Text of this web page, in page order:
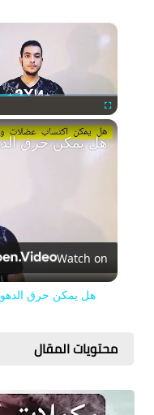
×
Fullscreen
Watch on
هل يمكن حرق
محتويات المقال